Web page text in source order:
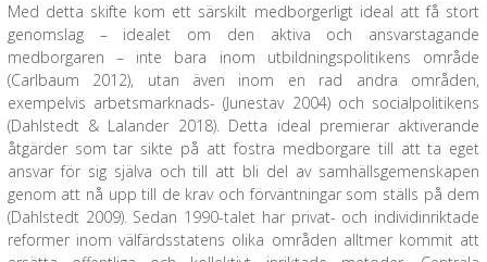
Med detta skifte kom ett särskilt medborgerligt ideal att få stort
genomslag – idealet om den aktiva och ansvarstagande
medborgaren – inte bara inom utbildningspolitikens område
(Carlbaum 2012), utan även inom en rad andra områden,
exempelvis arbetsmarknads- (Junestav 2004) och socialpolitikens
(Dahlstedt & Lalander 2018). Detta ideal premierar aktiverande
åtgärder som tar sikte på att fostra medborgare till att ta eget
ansvar för sig själva och till att bli del av samhällsgemenskapen
genom att nå upp till de krav och förväntningar som ställs på dem
(Dahlstedt 2009). Sedan 1990-talet har privat- och individinriktade
reformer inom välfärdsstatens olika områden alltmer kommit att